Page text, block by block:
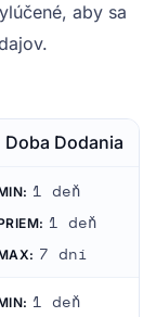
aby sa
Doba Dodania
1 deň
1 deň
7 dní
1 deň